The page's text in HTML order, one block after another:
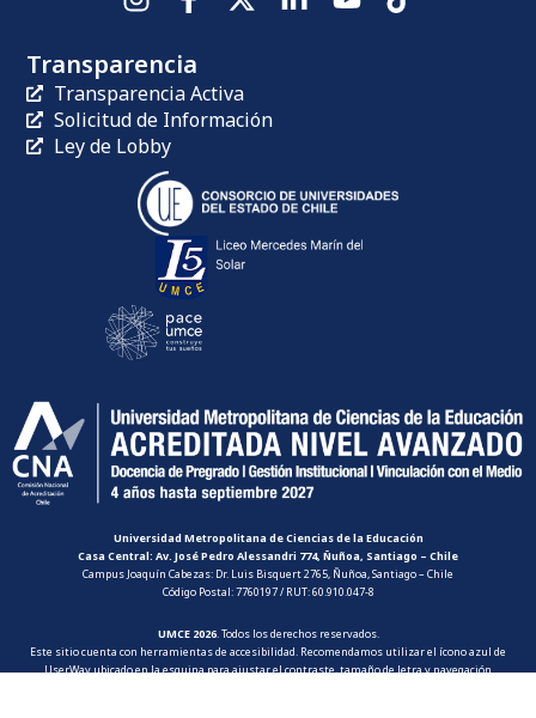
Transparencia
Transparencia Activa
Solicitud de Información
Ley de Lobby
Universidad Metropolitana de Ciencias de la Educación
Casa Central: Av. José Pedro Alessandri 774, Ñuñoa, Santiago – Chile
Campus Joaquín Cabezas: Dr. Luis Bisquert 2765, Ñuñoa, Santiago – Chile
Código Postal: 7760197 / RUT: 60.910.047-8
UMCE 2026. Todos los derechos reservados.
Este sitio cuenta con herramientas de accesibilidad. Recomendamos utilizar el ícono azul de
UserWay ubicado en la esquina para ajustar el contraste, tamaño de letra y navegación